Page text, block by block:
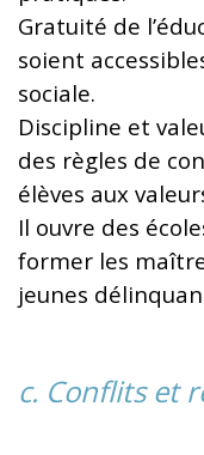
Gratuité de
soient
sociale.
Discipline et
des règles de
élèves aux
Il ouvre des
former les
jeunes
c. Conflits et